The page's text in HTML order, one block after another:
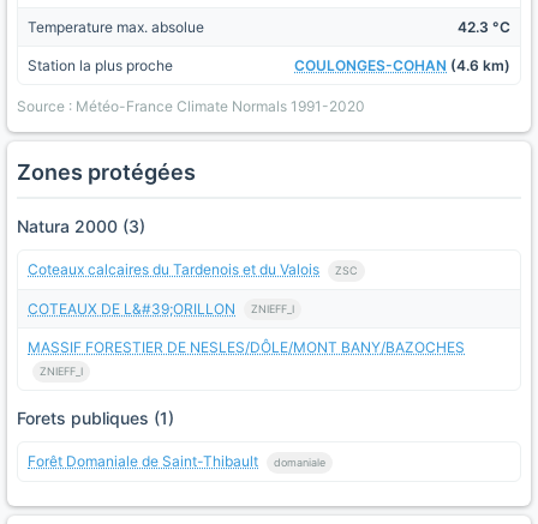
Temperature max. absolue 42.3 °C
Station la plus proche COULONGES-COHAN (4.6 km)
Source : Météo-France Climate Normals 1991-2020
Zones protégées
Natura 2000 (3)
Coteaux calcaires du Tardenois et du Valois ZSC
COTEAUX DE L&#39;ORILLON ZNIEFF_I
MASSIF FORESTIER DE NESLES/DÔLE/MONT BANY/BAZOCHES
ZNIEFF_I
Forets publiques (1)
Forêt Domaniale de Saint-Thibault domaniale